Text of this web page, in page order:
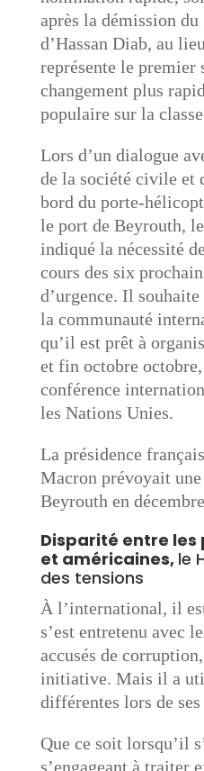
après la démission du
d’Hassan Diab, au
représente le premier
changement plus
populaire sur la
Lors d’un dialogue
de la société civile et
bord du porte-
le port de Beyrouth,
indiqué la nécessité
cours des six
d’urgence. Il
la communauté
qu’il est prêt à
et fin octobre
conférence
les Nations Unies.
La présidence
Macron prévoyait
Beyrouth en
Disparité entre
et américaines, le
des tensions
À l’international, il
s’est entretenu avec
accusés de
initiative. Mais il a
différentes lors de
Que ce soit lorsqu’il
s’engageant à traiter